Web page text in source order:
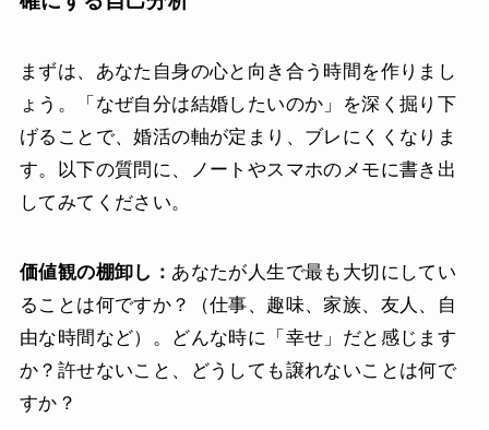
まずは、あなた自身の心と向き合う時間を作りまし
ょう。「なぜ自分は結婚したいのか」を深く掘り下
げることで、婚活の軸が定まり、ブレにくくなりま
す。以下の質問に、ノートやスマホのメモに書き出
してみてください。
価値観の棚卸し： あなたが人生で最も大切にしてい
ることは何ですか？（仕事、趣味、家族、友人、自
由な時間など）。どんな時に「幸せ」だと感じます
か？許せないこと、どうしても譲れないことは何で
すか？